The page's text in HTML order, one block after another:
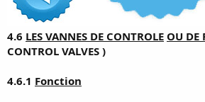
n
4.6 LES VANNES DE CONTROLE OU DE
CONTROL VALVES )
4.6.1 Fonction